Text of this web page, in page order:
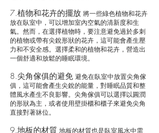
7.植物和花卉的擺放 將一些綠色植物和花卉
放在臥室中，可以增加室內空氣的清新度和生
氣。然而，在選擇植物時，要注意避免過於多刺
的植物或帶有尖銳形狀的花卉，這可能會產生壓
力和不安全感。選擇柔和的植物和花卉，營造出
一個舒適和放鬆的睡眠環境。
8.尖角傢俱的避免 避免在臥室中放置尖角傢
俱，這可能會產生尖銳的能量，對睡眠品質和整
體風水產生不良影響。尖角傢俱可以選擇以圓潤
的形狀為主，或者使用壁掛櫃和櫃子來避免尖角
直接對著牀位。
9.地板的材質 地板的材質也是臥室風水中需